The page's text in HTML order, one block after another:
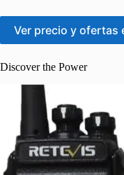
Ver precio y ofertas
Discover the Power